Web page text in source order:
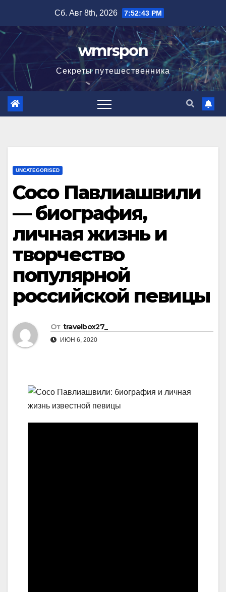
содержимому
Сб. Авг 8th, 2026 7:52:44 PM
wmrspon
Секреты путешественника
UNCATEGORISED
Сосо Павлиашвили
— биография,
личная жизнь и
творчество
популярной
российской певицы
От travelbox27_
ИЮН 6, 2020